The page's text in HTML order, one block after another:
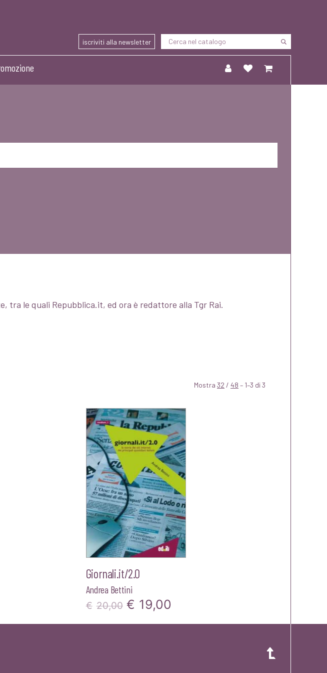
iscriviti alla newsletter
tra le quali Repubblica.it, ed ora è redattore alla Tgr Rai.
Mostra 32 / 48 – 1–3 di 3
Giornali.it/2.0
Andrea Bettini
€ 20,00 Il
prezzo
€ 19,00
prezzo